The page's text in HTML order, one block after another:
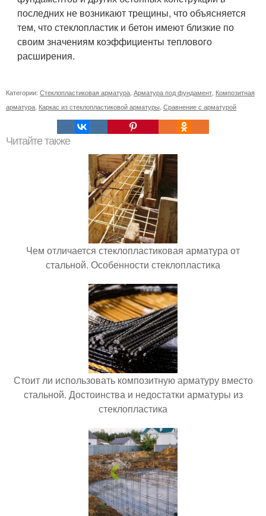
последних не возникают трещины, что объясняется
тем, что стеклопластик и бетон имеют близкие по
своим значениям коэффициенты теплового
расширения.
Категории: Стеклопластиковая арматура Арматура под фундамент Композитная
арматура Каркас из стеклопластиковой арматуры Сравнение с арматурой
Читайте также
Чем отличается стеклопластиковая арматура от
стальной. Особенности стеклопластика
Стоит ли использовать композитную арматуру вместо
стальной. Достоинства и недостатки арматуры из
стеклопластика